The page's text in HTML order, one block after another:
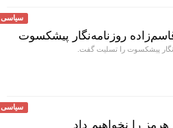
سیاسی
روزنامه‌نگار پیشکسوت
پیشکسوت را تسلیت گفت.
سیاسی
را نخواهیم داد